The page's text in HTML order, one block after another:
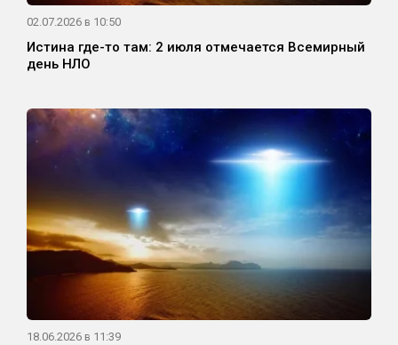
02.07.2026 в 10:50
Истина где-то там: 2 июля отмечается Всемирный
день НЛО
18.06.2026 в 11:39